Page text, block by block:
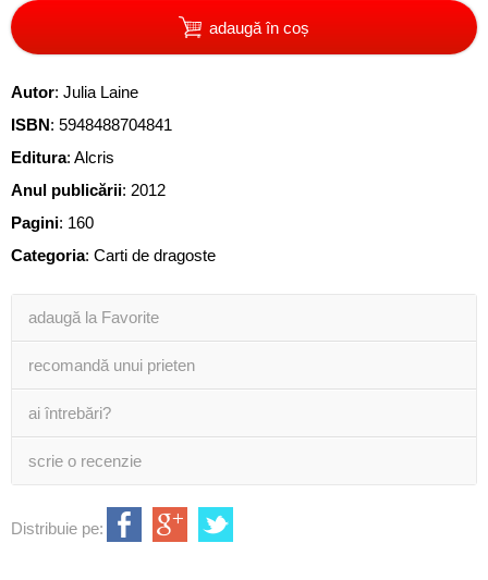
adaugă în coș
Autor: Julia Laine
ISBN: 5948488704841
Editura: Alcris
Anul publicării: 2012
Pagini: 160
Categoria: Carti de dragoste
adaugă la Favorite
recomandă unui prieten
ai întrebări?
scrie o recenzie
Distribuie pe: